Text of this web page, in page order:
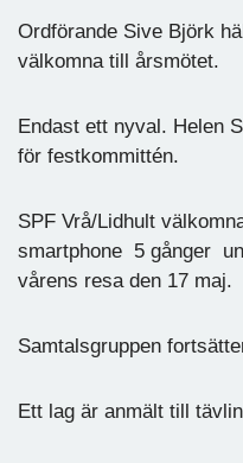
Ordförande Sive Björk
välkomna till årsmötet.
Endast ett nyval. Helen
för festkommittén.
SPF Vrå/Lidhult
smartphone 5 gånger
vårens resa den 17 maj.
Samtalsgruppen
Ett lag är anmält till